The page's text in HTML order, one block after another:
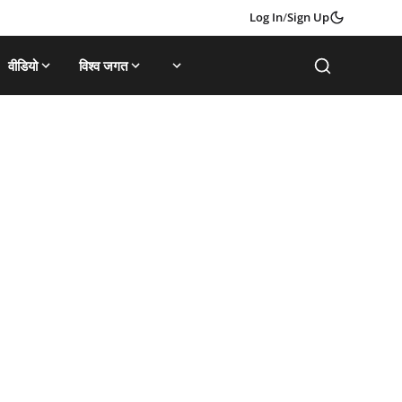
Log In/Sign Up
वीडियो विश्व जगत